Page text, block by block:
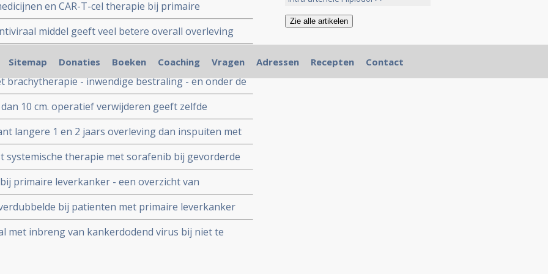
copy 1
en CAR-T-cel therapie bij primaire
resultaten. Een reviewstudie over de stand van zaken
middel geeft veel betere overall overleving
met hepatitis C-virus gerelateerde primaire
van primaire leverkanker geeft de helft minder
op 5 en 10 jaar in vergelijking met niets
brachytherapie - inwendige bestraling - en onder de
geeft uitstekende resultaten bij verwijdering
bijwerkingen.
10 cm. operatief verwijderen geeft zelfde
als bij tumoren kleiner dan 10 cm. doorsnede.
langere 1 en 2 jaars overleving dan inspuiten met
kleiner dan 3 cm. blijkt uit gerandomiseerde studie
systemische therapie met sorafenib bij gevorderde
overleving en vertraagt tumorprogressie met
primaire leverkanker - een overzicht van
bij patienten met primaire leverkanker
meting in vergelijking met TACE plus lokale
met inbreng van kankerdodend virus bij niet te
Sitemap Donaties Boeken Coaching Vragen Adressen Recepten Contact